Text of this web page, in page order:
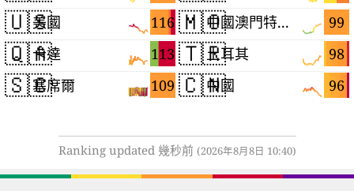
🇺🇸 116
美國
🇶🇦 113
卡達
🇸🇨 109
塞席爾
🇲🇴 99
中國澳門特別行政區
🇹🇷 98
土耳其
🇨🇳 96
中國
Ranking updated 幾秒前 (2026年8月8日 10:40)